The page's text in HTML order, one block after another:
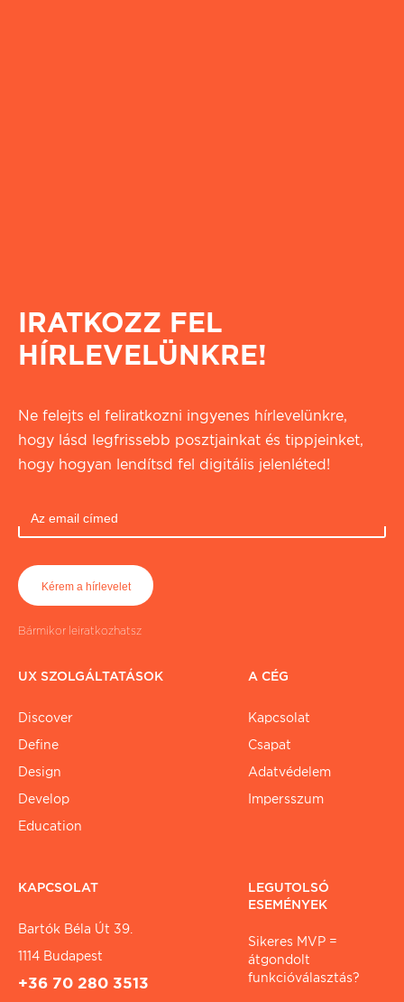
IRATKOZZ FEL
HÍRLEVELÜNKRE!
Ne felejts el feliratkozni ingyenes hírlevelünkre,
hogy lásd legfrissebb posztjainkat és tippjeinket,
hogy hogyan lendítsd fel digitális jelenléted!
Bármikor leiratkozhatsz
UX SZOLGÁLTATÁSOK
Discover
Define
Design
Develop
Education
A CÉG
Kapcsolat
Csapat
Adatvédelem
Impersszum
KAPCSOLAT
Bartók Béla Út 39.
1114 Budapest
+36 70 280 3513
LEGUTOLSÓ
ESEMÉNYEK
Sikeres MVP =
átgondolt
funkcióválasztás?